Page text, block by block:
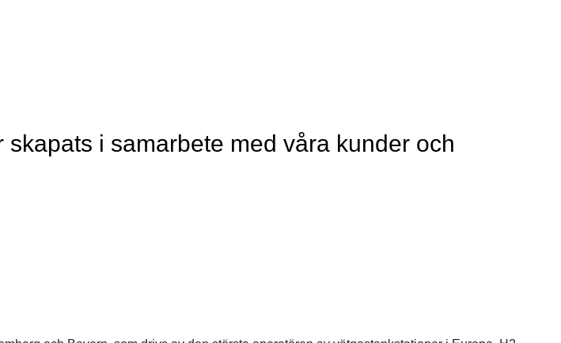
i samarbete med våra kunder och